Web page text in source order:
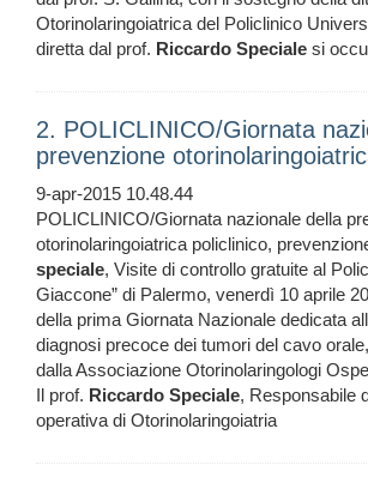
Otorinolaringoiatrica del Policlinico
diretta dal prof. Riccardo Speciale si
2. POLICLINICO/Giornata
prevenzione
9-apr-2015 10.48.44
POLICLINICO/Giornata nazionale della
otorinolaringoiatrica policlinico,
speciale, Visite di controllo gratuite al
Giaccone” di Palermo, venerdì 10 aprile
della prima Giornata Nazionale dedicata
diagnosi precoce dei tumori del cavo
dalla Associazione Otorinolaringologi
Il prof. Riccardo Speciale, Responsabile
operativa di Otorinolaringoiatria